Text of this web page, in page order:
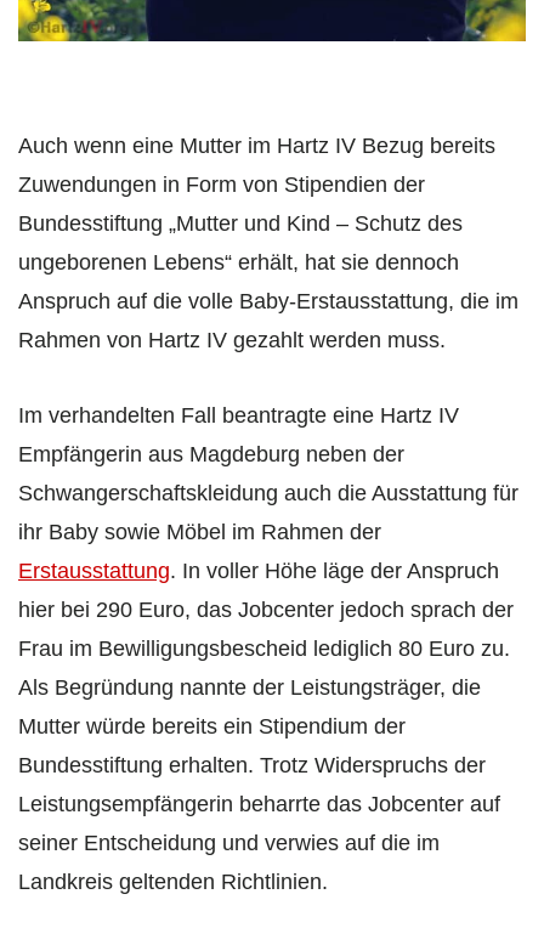
Auch wenn eine Mutter im Hartz IV Bezug bereits
Zuwendungen in Form von Stipendien der
Bundesstiftung „Mutter und Kind – Schutz des
ungeborenen Lebens“ erhält, hat sie dennoch
Anspruch auf die volle Baby-Erstausstattung, die im
Rahmen von Hartz IV gezahlt werden muss.
Im verhandelten Fall beantragte eine Hartz IV
Empfängerin aus Magdeburg neben der
Schwangerschaftskleidung auch die Ausstattung für
ihr Baby sowie Möbel im Rahmen der
Erstausstattung. In voller Höhe läge der Anspruch
hier bei 290 Euro, das Jobcenter jedoch sprach der
Frau im Bewilligungsbescheid lediglich 80 Euro zu.
Als Begründung nannte der Leistungsträger, die
Mutter würde bereits ein Stipendium der
Bundesstiftung erhalten. Trotz Widerspruchs der
Leistungsempfängerin beharrte das Jobcenter auf
seiner Entscheidung und verwies auf die im
Landkreis geltenden Richtlinien.